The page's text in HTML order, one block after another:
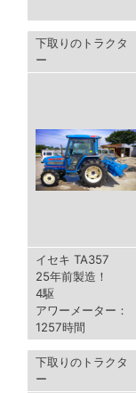
下取りのトラクタ
ー
イセキ TA357
25年前製造！
4駆
アワーメーター：
1257時間
下取りのトラクタ
ー